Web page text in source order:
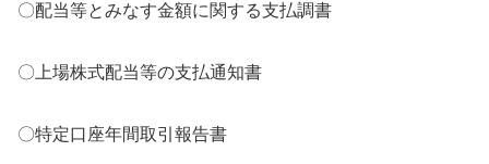
〇配当等とみなす金額に関する支払調書
〇上場株式配当等の支払通知書
〇特定口座年間取引報告書